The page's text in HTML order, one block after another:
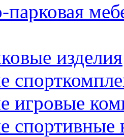
парковая
изделия
игровые
спортивные